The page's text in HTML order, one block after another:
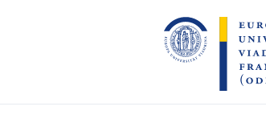
to
the
content
to
the
footer